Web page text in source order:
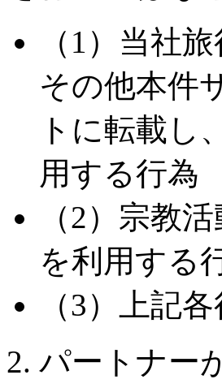
（1）当社
その他本件
トに転載し
用する行為
（2）宗教
を利用する
（3）上記
2. パートナー